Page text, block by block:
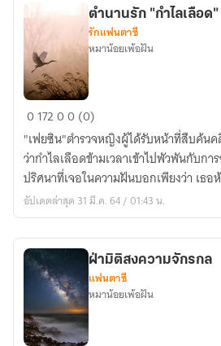
ตำนาน
รัก
"กำไล
เลือด"
ตำนานรัก "กำไลเลือด"
รักแฟนตาซี
หมาน้อยเพ้อฝัน
017200 (0)
"เฟยซิน"ตำรวจหญิงผู้ได้รับหน้าที่สืบค้น
ว่ากำไลเลือดข้ามเวลาเข้าไปพัวพันกับก
ปริศนาที่เจอในความฝันบอกเพียงว่า เธอ
อัปเดตล่าสุด 31 มี.ค. 64 / 01:43 น.
ฝ่ามิติสงความจักรกล
แฟนตาซี
หมาน้อยเพ้อฝัน